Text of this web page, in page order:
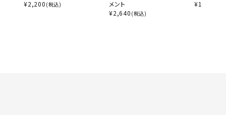
¥2,200 (税込)
メント
¥2,640 (税込)
¥1,210